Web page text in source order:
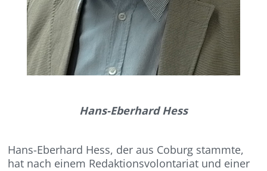
Hans-Eberhard Hess
Hans-Eberhard Hess, der aus Coburg stammte,
hat nach einem Redaktionsvolontariat und einer